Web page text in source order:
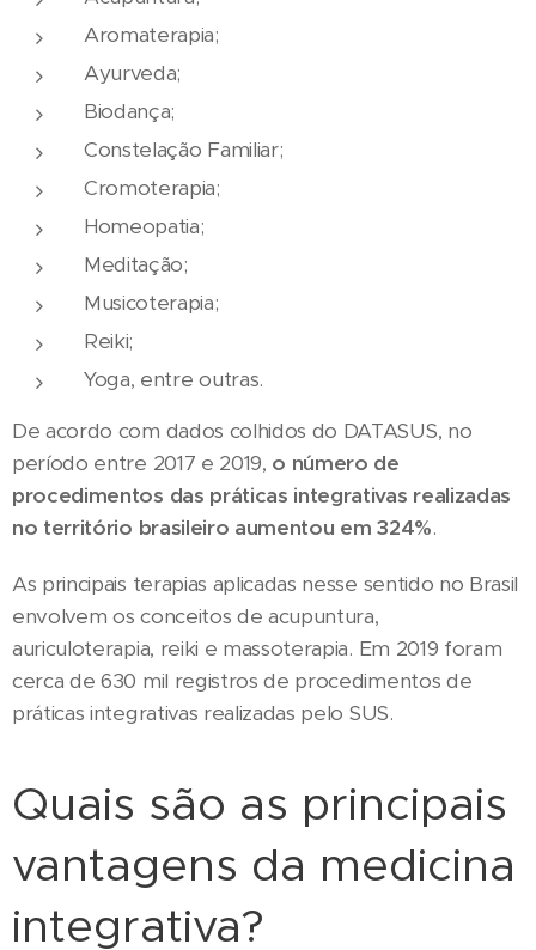
Aromaterapia;
Ayurveda;
Biodança;
Constelação Familiar;
Cromoterapia;
Homeopatia;
Meditação;
Musicoterapia;
Reiki;
Yoga, entre outras.
De acordo com dados colhidos do DATASUS, no
período entre 2017 e 2019, o número de
procedimentos das práticas integrativas realizadas
no território brasileiro aumentou em 324%.
As principais terapias aplicadas nesse sentido no Brasil
envolvem os conceitos de acupuntura,
auriculoterapia, reiki e massoterapia. Em 2019 foram
cerca de 630 mil registros de procedimentos de
práticas integrativas realizadas pelo SUS.
Quais são as principais
vantagens da medicina
integrativa?